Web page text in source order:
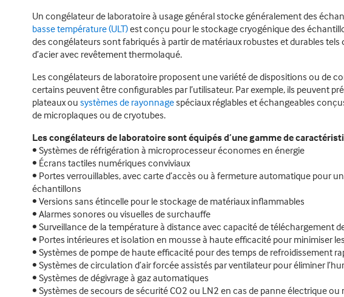
Un congélateur de laboratoire à usage général stocke généralement des
basse température (ULT)est conçu pour le stockage cryogénique des
des congélateurs sont fabriqués à partir de matériaux robustes et durables tels
d’acier avec revêtement thermolaqué.
Les congélateurs de laboratoire proposent une variété de dispositions ou de
certains peuvent être configurables par l’utilisateur. Par exemple, ils peuvent
plateaux ou systèmes de rayonnagespéciaux réglables et échangeables
de microplaques ou de cryotubes.
Les congélateurs de laboratoire sont équipés d’une gamme de
• Systèmes de réfrigération à microprocesseur économes en énergie
• Écrans tactiles numériques conviviaux
• Portes verrouillables, avec carte d’accès ou à fermeture automatique pour
échantillons
• Versions sans étincelle pour le stockage de matériaux inflammables
• Alarmes sonores ou visuelles de surchauffe
• Surveillance de la température à distance avec capacité de téléchargement
• Portes intérieures et isolation en mousse à haute efficacité pour minimiser
• Systèmes de pompe de haute efficacité pour des temps de refroidissement
• Systèmes de circulation d’air forcée assistés par ventilateur pour éliminer
• Systèmes de dégivrage à gaz automatiques
• Systèmes de secours de sécurité CO2 ou LN2 en cas de panne électrique ou